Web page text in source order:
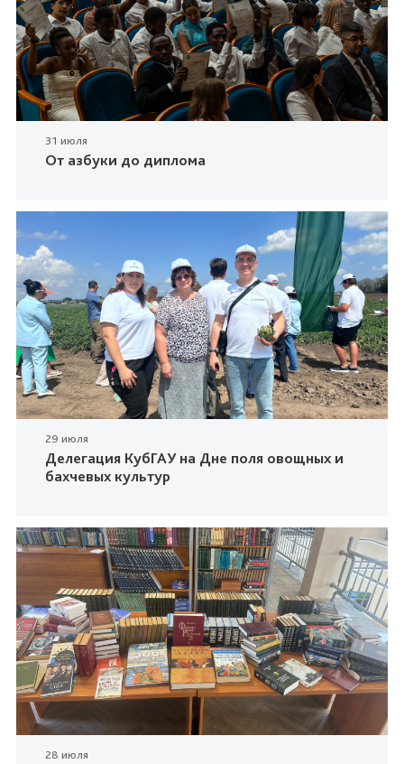
31 июля
От азбуки до диплома
29 июля
Делегация КубГАУ на Дне поля овощных и
бахчевых культур
28 июля